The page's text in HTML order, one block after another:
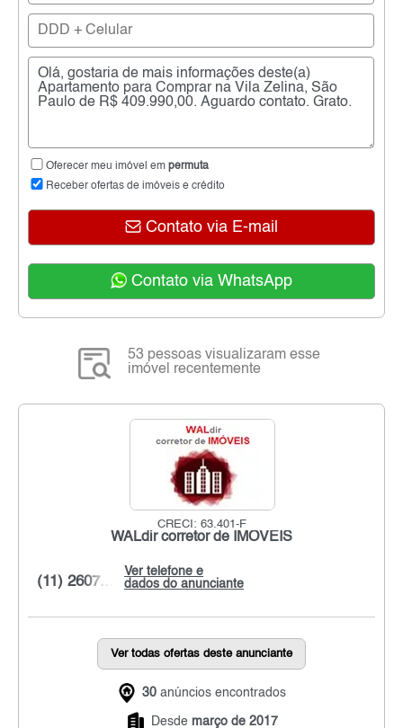
Oferecer meu imóvel em permuta
Receber ofertas de imóveis e crédito
Contato via E-mail
Contato via WhatsApp
53 pessoas visualizaram esse
imóvel recentemente
CRECI: 63.401-F
WALdir corretor de IMÓVEIS
Ver telefone e
dados do anunciante
(11) 2607...
Ver todas ofertas deste anunciante
30 anúncios encontrados
Desde março de 2017